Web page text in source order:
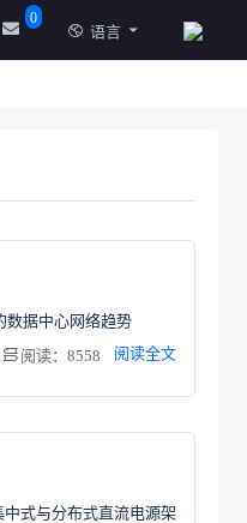
0
语言
数据中心网络趋势
阅读：8558 阅读全文
式与分布式直流电源架